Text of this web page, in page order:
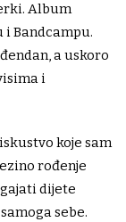
Album
Bandcampu.
a uskoro
i
koje sam
rođenje
dijete
sebe.